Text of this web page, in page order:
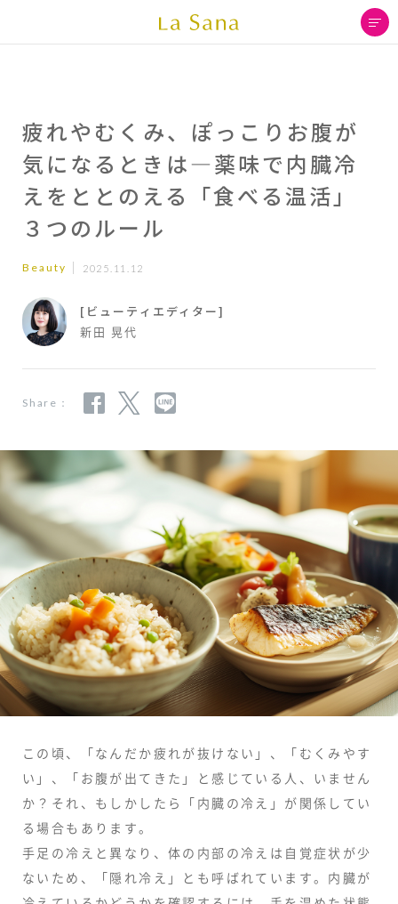
疲れやむくみ、ぽっこりお腹が
気になるときは―薬味で内臓冷
えをととのえる「食べる温活」
３つのルール
Beauty 2025.11.12
[ビューティエディター]
新田 晃代
Share：
この頃、「なんだか疲れが抜けない」、「むくみやす
い」、「お腹が出てきた」と感じている人、いません
か？それ、もしかしたら「内臓の冷え」が関係してい
る場合もあります。
手足の冷えと異なり、体の内部の冷えは自覚症状が少
ないため、「隠れ冷え」とも呼ばれています。内臓が